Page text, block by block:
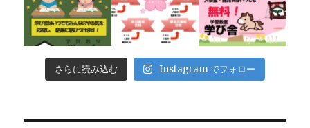
さらに読み込む Instagram でフォロー